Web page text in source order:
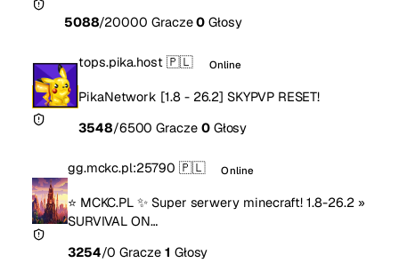
5088/20000 Gracze 0 Głosy
tops.pika.host 🇵🇱 Online
PikaNetwork [1.8 - 26.2] SKYPVP RESET!
3548/6500 Gracze 0Głosy
gg.mckc.pl:25790 🇵🇱 Online
⭐ MCKC.PL ✨ Super serwery minecraft! 1.8-26.2 »
SURVIVAL ON…
3254/0 Gracze 1 Głosy